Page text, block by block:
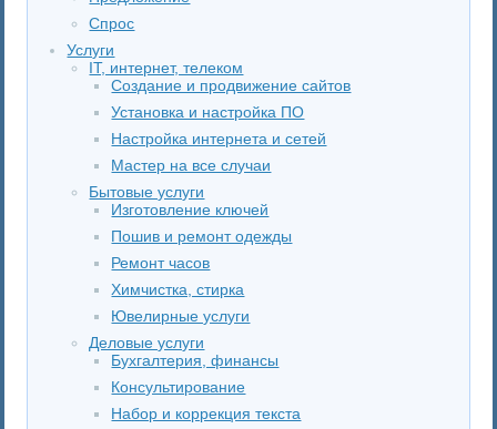
Спрос
Услуги
IT, интернет, телеком
Создание и продвижение сайтов
Установка и настройка ПО
Настройка интернета и сетей
Мастер на все случаи
Бытовые услуги
Изготовление ключей
Пошив и ремонт одежды
Ремонт часов
Химчистка, стирка
Ювелирные услуги
Деловые услуги
Бухгалтерия, финансы
Консультирование
Набор и коррекция текста